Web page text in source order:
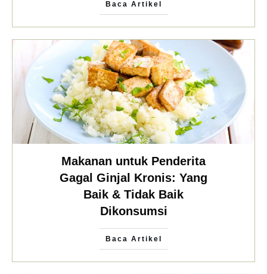
Baca Artikel
Makanan untuk Penderita
Gagal Ginjal Kronis: Yang
Baik & Tidak Baik
Dikonsumsi
Baca Artikel